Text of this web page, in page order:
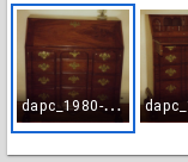
d
apc_1980-0172-001_front